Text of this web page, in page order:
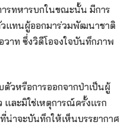
ารทหารบกในขณะนั้น มีการ
วแทนผู้ออกมาร่วมพัฒนาชาติ
วาท ซึ่งวิดีโอจงใจบันทึกภาพ
วหรือการออกจากป่าเป็นผู้
และมิใช่เหตุการณ์ครั้งแรก
น่าจะบันทึกให้เห็นบรรยากาศ